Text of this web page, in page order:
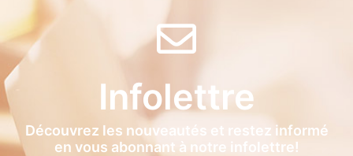
Infolettre
Découvrez les nouveautés et restez informé
en vous abonnant à notre infolettre!